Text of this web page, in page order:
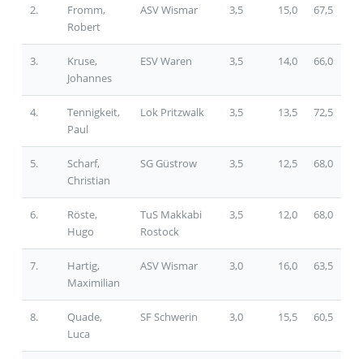
2.
Fromm,
Robert
ASV Wismar 3,5 15,0 67,5
3.
Kruse,
Johannes
ESV Waren 3,5 14,0 66,0
4.
Tennigkeit,
Paul
Lok Pritzwalk 3,5 13,5 72,5
5.
Scharf,
Christian
SG Güstrow 3,5 12,5 68,0
6.
Röste,
Hugo
TuS Makkabi
Rostock
3,5 12,0 68,0
7.
Hartig,
Maximilian
ASV Wismar 3,0 16,0 63,5
8.
Quade,
Luca
SF Schwerin 3,0 15,5 60,5